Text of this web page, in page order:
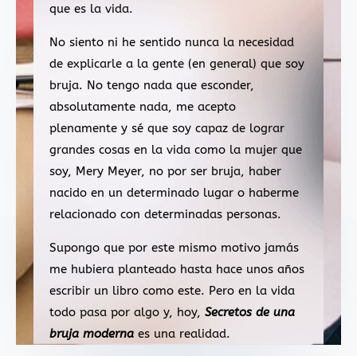
que es la vida.
No siento ni he sentido nunca la necesidad
de explicarle a la gente (en general) que soy
bruja. No tengo nada que esconder,
absolutamente nada, me acepto
plenamente y sé que soy capaz de lograr
grandes cosas en la vida como la mujer que
soy, Mery Meyer, no por ser bruja, haber
nacido en un determinado lugar o haberme
relacionado con determinadas personas.
Supongo que por este mismo motivo jamás
me hubiera planteado hasta hace unos años
escribir un libro como este. Pero en la vida
todo pasa por algo y, hoy,Secretos de una
bruja moderna es una realidad.